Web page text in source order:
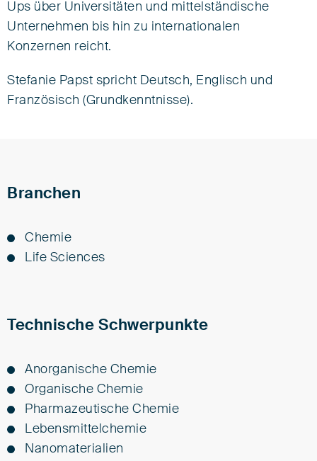
Ups über Universitäten und mittelständische
Unternehmen bis hin zu internationalen
Konzernen reicht.
Stefanie Papst spricht Deutsch, Englisch und
Französisch (Grundkenntnisse).
Eisenführ Speiser
Gollierstraße 4
Branchen
Che­mie
Li­fe Sci­en­ces
Technische Schwerpunkte
Anorganische Chemie
Organische Chemie
Pharmazeutische Chemie
Lebensmittelchemie
Nanomaterialien